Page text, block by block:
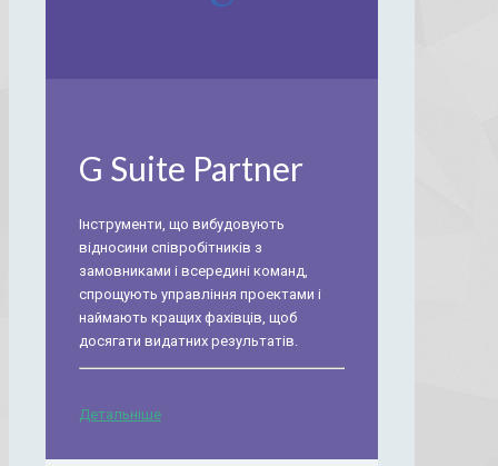
G Suite Partner
Інструменти, що вибудовують
відносини співробітників з
замовниками і всередині команд,
спрощують управління проектами і
наймають кращих фахівців, щоб
досягати видатних результатів.
Детальніше